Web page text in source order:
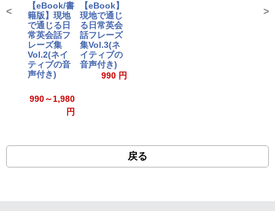
【eBook/書
籍版】現地
で通じる日
常英会話フ
レーズ集
Vol.2(ネイ
ティブの音
声付き)
990～1,980
円
【eBook】
現地で通じ
る日常英会
話フレーズ
集Vol.3(ネ
イティブの
音声付き)
990 円
< >
戻る